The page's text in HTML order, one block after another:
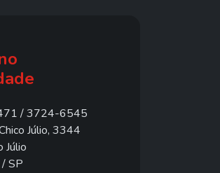
/ 3724-6545
Júlio, 3344
Júlio
/ SP